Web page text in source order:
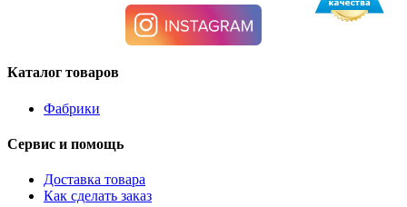
Каталог товаров
Фабрики
Сервис и помощь
Доставка товара
Как сделать заказ